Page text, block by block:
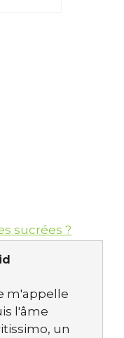
sucrées ?
m'appelle
l'âme
un